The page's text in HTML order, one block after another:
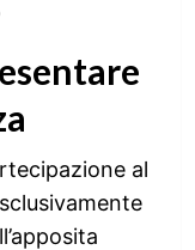
al